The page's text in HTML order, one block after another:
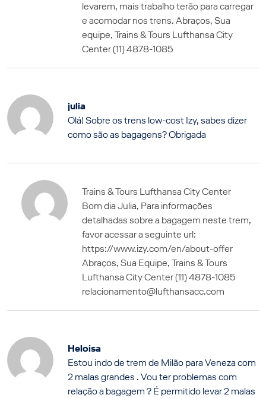
levarem, mais trabalho terão para carregar
e acomodar nos trens. Abraços, Sua
equipe, Trains & Tours Lufthansa City
Center (11) 4878-1085
julia
Olá! Sobre os trens low-cost Izy, sabes dizer
como são as bagagens? Obrigada
Trains & Tours Lufthansa City Center
Bom dia Julia, Para informações
detalhadas sobre a bagagem neste trem,
favor acessar a seguinte url:
https://www.izy.com/en/about-offer
Abraços, Sua Equipe, Trains & Tours
Lufthansa City Center (11) 4878-1085
relacionamento@lufthansacc.com
Heloisa
Estou indo de trem de Milão para Veneza com
2 malas grandes . Vou ter problemas com
relação a bagagem ? É permitido levar 2 malas